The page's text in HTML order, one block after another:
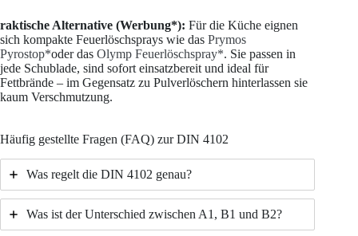
raktische Alternative (Werbung*): Für die Küche eignen
sich kompakte Feuerlöschsprays wie das Prymos
Pyrostop*oder das Olymp Feuerlöschspray*. Sie passen in
jede Schublade, sind sofort einsatzbereit und ideal für
Fettbrände – im Gegensatz zu Pulverlöschern hinterlassen sie
kaum Verschmutzung.
Häufig gestellte Fragen (FAQ) zur DIN 4102
Was regelt die DIN 4102 genau?
Was ist der Unterschied zwischen A1, B1 und B2?